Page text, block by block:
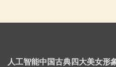
人工智能中国古典四大美女形